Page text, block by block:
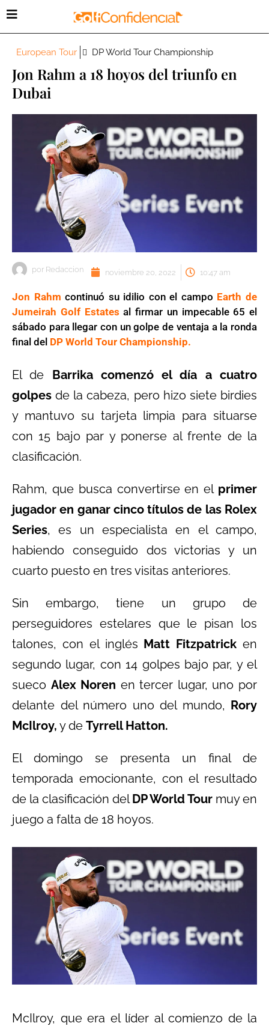
European Tour DP World Tour Championship
Jon Rahm a 18 hoyos del triunfo en
Dubai
por Redaccion noviembre 20, 2022 10:47 am
Jon Rahmcontinuó su idilio con el campo Earth de
Jumeirah Golf Estates al firmar un impecable 65 el
sábado para llegar con un golpe de ventaja a la ronda
final del DP World Tour Championship.
El de Barrika comenzó el día a cuatro
golpes de la cabeza, pero hizo siete birdies
y mantuvo su tarjeta limpia para situarse
con 15 bajo par y ponerse al frente de la
clasificación.
Rahm, que busca convertirse en el primer
jugador en ganar cinco títulos de las Rolex
Series, es un especialista en el campo,
habiendo conseguido dos victorias y un
cuarto puesto en tres visitas anteriores.
Sin embargo, tiene un grupo de
perseguidores estelares que le pisan los
talones, con el inglés Matt Fitzpatrick en
segundo lugar, con 14 golpes bajo par, y el
sueco Alex Noren en tercer lugar, uno por
delante del número uno del mundo, Rory
McIlroy, y de Tyrrell Hatton.
El domingo se presenta un final de
temporada emocionante, con el resultado
de la clasificación delDP World Tour muy en
juego a falta de 18 hoyos.
McIlroy, que era el líder al comienzo de la